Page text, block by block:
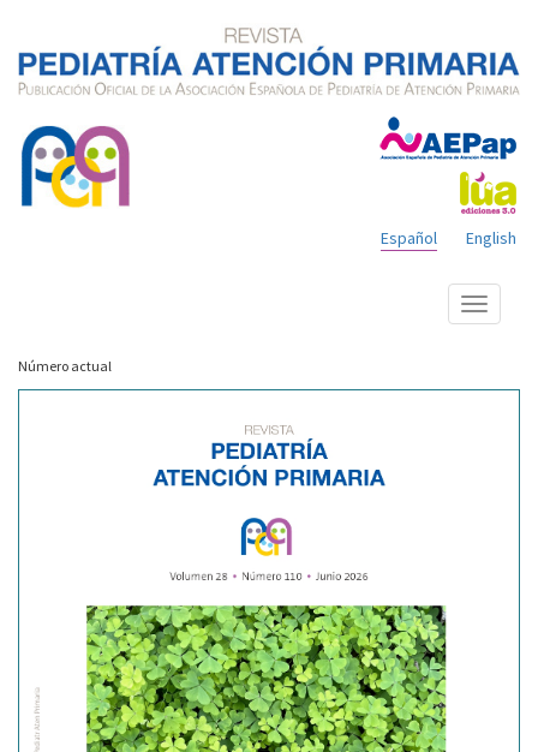
English
Español
Mostrar
menú
Número actual